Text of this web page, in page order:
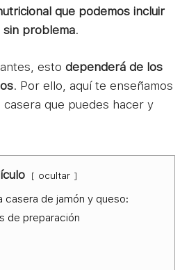
que podemos incluir
sin problema.
esto dependerá de los
. Por ello, aquí te enseñamos
que puedes hacer y
ocultar
casera de jamón y queso:
de preparación